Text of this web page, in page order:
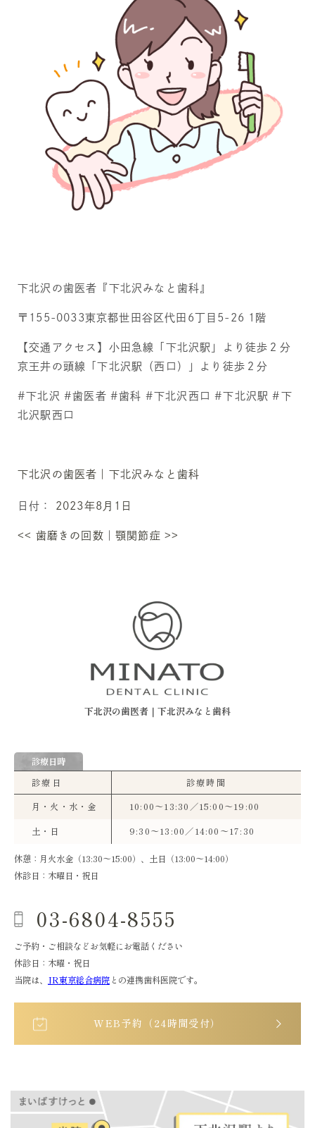
下北沢の歯医者『下北沢みなと歯科』
〒155-0033東京都世田谷区代田6丁目5-26 1階
【交通アクセス】小田急線「下北沢駅」より徒歩２分
京王井の頭線「下北沢駅（西口）」より徒歩２分
#下北沢 #歯医者 #歯科 #下北沢西口 #下北沢駅 #下
北沢駅西口
下北沢の歯医者｜下北沢みなと歯科
日付： 2023年8月1日
<< 歯磨きの回数 ｜顎関節症>>
下北沢の歯医者｜下北沢みなと歯科
診療日時
診療日 診療時間
月・火・水・金 10:00〜13:30／15:00〜19:00
土・日 9:30〜13:00／14:00〜17:30
休憩：月火水金（13:30〜15:00）、土日（13:00〜14:00）
休診日：木曜日・祝日
03-6804-8555
ご予約・ご相談などお気軽にお電話ください
休診日：木曜・祝日
当院は、 JR東京総合病院 との連携歯科医院です。
WEB予約（24時間受付）